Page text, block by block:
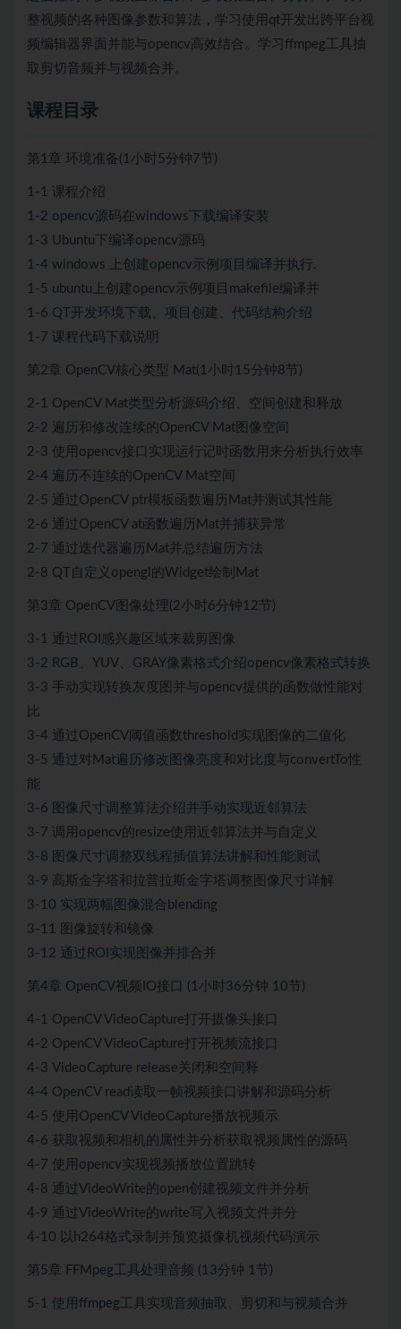
整视频的各种图像参数和算法，学习使用qt开发出跨平台视
频编辑器界面并能与opencv高效结合。学习ffmpeg工具抽
取剪切音频并与视频合并。
课程目录
第1章 环境准备(1小时5分钟7节)
1-1 课程介绍
1-2 opencv源码在windows下载编译安装
1-3 Ubuntu下编译opencv源码
1-4 windows 上创建opencv示例项目编译并执行.
1-5 ubuntu上创建opencv示例项目makefile编译并
1-6 QT开发环境下载、项目创建、代码结构介绍
1-7 课程代码下载说明
第2章 OpenCV核心类型 Mat(1小时15分钟8节)
2-1 OpenCV Mat类型分析源码介绍、空间创建和释放
2-2 遍历和修改连续的OpenCV Mat图像空间
2-3 使用opencv接口实现运行记时函数用来分析执行效率
2-4 遍历不连续的OpenCV Mat空间
2-5 通过OpenCV ptr模板函数遍历Mat并测试其性能
2-6 通过OpenCV at函数遍历Mat并捕获异常
2-7 通过迭代器遍历Mat并总结遍历方法
2-8 QT自定义opengl的Widget绘制Mat
第3章 OpenCV图像处理(2小时6分钟12节)
3-1 通过ROI感兴趣区域来裁剪图像
3-2 RGB、YUV、GRAY像素格式介绍opencv像素格式转换
3-3 手动实现转换灰度图并与opencv提供的函数做性能对
比
3-4 通过OpenCV阈值函数threshold实现图像的二值化
3-5 通过对Mat遍历修改图像亮度和对比度与convertTo性
能
3-6 图像尺寸调整算法介绍并手动实现近邻算法
3-7 调用opencv的resize使用近邻算法并与自定义
3-8 图像尺寸调整双线程插值算法讲解和性能测试
3-9 高斯金字塔和拉普拉斯金字塔调整图像尺寸详解
3-10 实现两幅图像混合blending
3-11 图像旋转和镜像
3-12 通过ROI实现图像并排合并
第4章 OpenCV视频IO接口 (1小时36分钟 10节)
4-1 OpenCV VideoCapture打开摄像头接口
4-2 OpenCV VideoCapture打开视频流接口
4-3 VideoCapture release关闭和空间释
4-4 OpenCV read读取一帧视频接口讲解和源码分析
4-5 使用OpenCV VideoCapture播放视频示
4-6 获取视频和相机的属性并分析获取视频属性的源码
4-7 使用opencv实现视频播放位置跳转
4-8 通过VideoWrite的open创建视频文件并分析
4-9 通过VideoWrite的write写入视频文件并分
4-10 以h264格式录制并预览摄像机视频代码演示
第5章 FFMpeg工具处理音频 (13分钟 1节)
5-1 使用ffmpeg工具实现音频抽取、剪切和与视频合并